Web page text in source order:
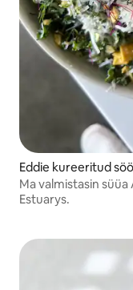
Eddie kureeritud
Ma valmistasin
Estuarys.